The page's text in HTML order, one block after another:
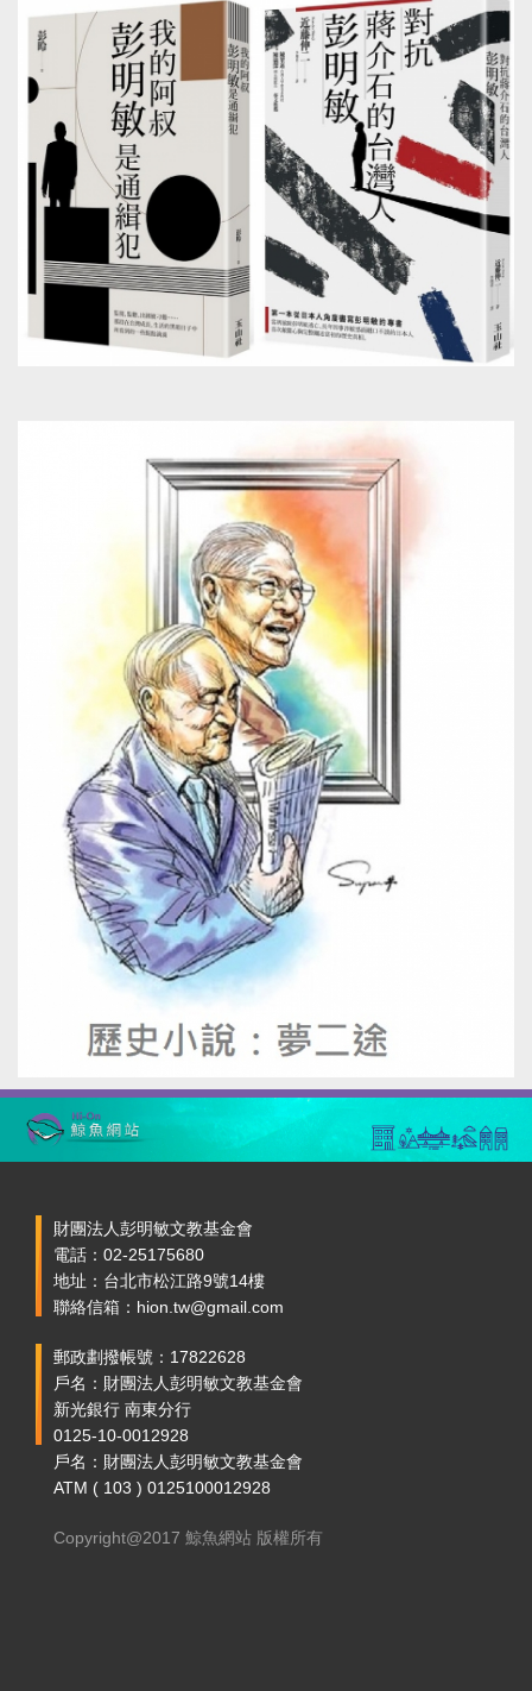
財團法人彭明敏文教基金會
電話：02-25175680
地址：台北市松江路9號14樓
聯絡信箱：hion.tw@gmail.com
郵政劃撥帳號：17822628
戶名：財團法人彭明敏文教基金會
新光銀行 南東分行
0125-10-0012928
戶名：財團法人彭明敏文教基金會
ATM ( 103 ) 0125100012928
Copyright@2017 鯨魚網站 版權所有